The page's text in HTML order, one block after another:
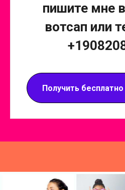
пишите мне
вотсап или
Получить